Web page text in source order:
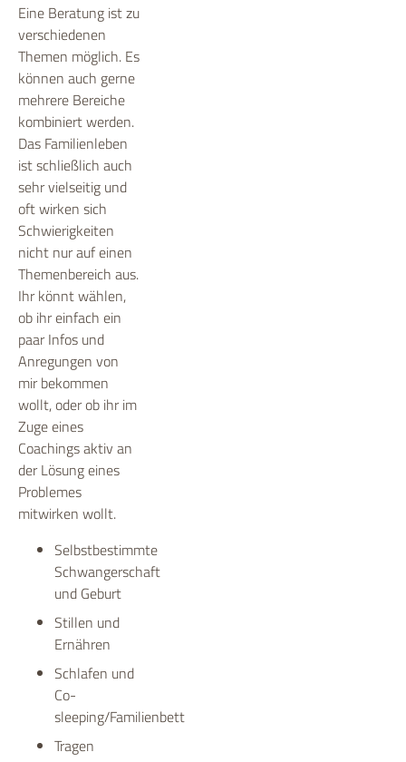
Eine Beratung ist zu
verschiedenen
Themen möglich. Es
können auch gerne
mehrere Bereiche
kombiniert werden.
Das Familienleben
ist schließlich auch
sehr vielseitig und
oft wirken sich
Schwierigkeiten
nicht nur auf einen
Themenbereich aus.
Ihr könnt wählen,
ob ihr einfach ein
paar Infos und
Anregungen von
mir bekommen
wollt, oder ob ihr im
Zuge eines
Coachings aktiv an
der Lösung eines
Problemes
mitwirken wollt.
Selbstbestimmte
Schwangerschaft
und Geburt
Stillen und
Ernähren
Schlafen und
Co-
sleeping/Familienbett
Tragen